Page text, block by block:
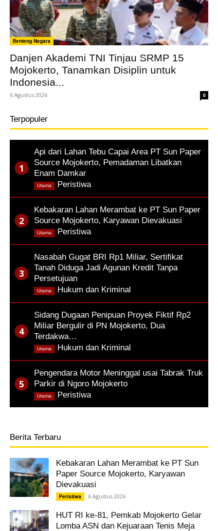
Benteng Negara
Danjen Akademi TNI Tinjau SRMP 15
Mojokerto, Tanamkan Disiplin untuk
Indonesia...
6 Agustus 2026 0
Terpopuler
Api dari Lahan Tebu Capai Area PT Sun Paper
Source Mojokerto, Pemadaman Libatkan
Enam Damkar
Peristiwa
Utama
Kebakaran Lahan Merambat ke PT Sun Paper
Source Mojokerto, Karyawan Dievakuasi
Peristiwa
Utama
Nasabah Gugat BRI Rp1 Miliar, Sertifikat
Tanah Diduga Jadi Agunan Kredit Tanpa
Persetujuan
Hukum dan Kriminal
Utama
Sidang Dugaan Penipuan Proyek Fiktif Rp2
Miliar Bergulir di PN Mojokerto, Dua
Terdakwa…
Hukum dan Kriminal
Utama
Pengendara Motor Meninggal usai Tabrak Truk
Parkir di Ngoro Mojokerto
Peristiwa
Utama
Berita Terbaru
Kebakaran Lahan Merambat ke PT Sun
Paper Source Mojokerto, Karyawan
Dievakuasi
Peristiwa 6 Agustus 2026
HUT RI ke-81, Pemkab Mojokerto Gelar
Lomba ASN dan Kejuaraan Tenis Meja